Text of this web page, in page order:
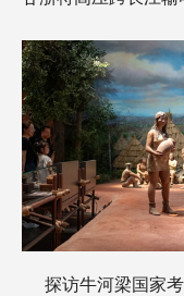
探访牛河梁国家